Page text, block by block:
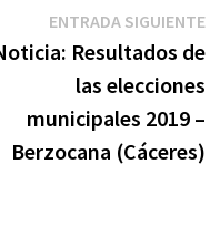
ENTRADA SIGUIENTE
Resultados de
las elecciones
municipales 2019 –
Berzocana (Cáceres)